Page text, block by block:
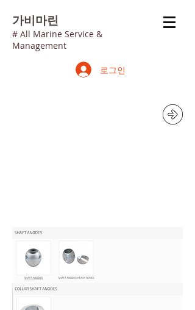
가비마린
# All Marine Service &
Management
로그인